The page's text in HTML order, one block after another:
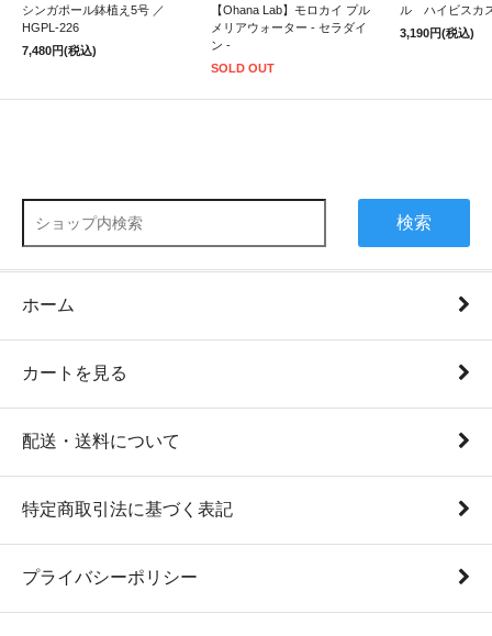
シンガポール鉢植え5号 ／
HGPL-226
7,480円(税込)
【Ohana Lab】モロカイ プル
メリアウォーター - セラダイ
ン -
SOLD OUT
ル ハイビスカ
3,190円(税込)
検索
ホーム
カートを見る
配送・送料について
特定商取引法に基づく表記
プライバシーポリシー